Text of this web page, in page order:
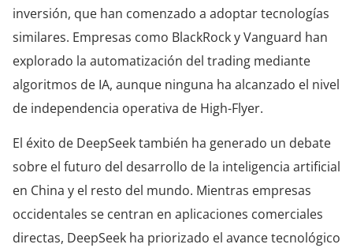
inversión, que han comenzado a adoptar tecnologías
similares. Empresas como BlackRock y Vanguard han
explorado la automatización del trading mediante
algoritmos de IA, aunque ninguna ha alcanzado el nivel
de independencia operativa de High-Flyer.
El éxito de DeepSeek también ha generado un debate
sobre el futuro del desarrollo de la inteligencia artificial
en China y el resto del mundo. Mientras empresas
occidentales se centran en aplicaciones comerciales
directas, DeepSeek ha priorizado el avance tecnológico